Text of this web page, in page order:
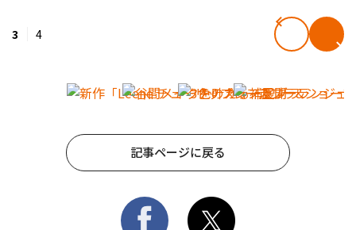
3 4
記事ページに戻る